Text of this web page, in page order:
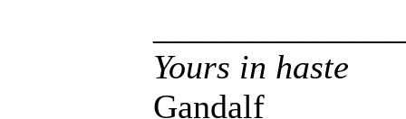
Yours in haste
Gandalf